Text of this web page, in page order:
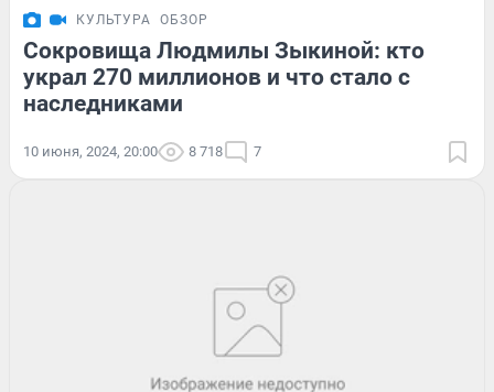
КУЛЬТУРА ОБЗОР
Сокровища Людмилы Зыкиной: кто
украл 270 миллионов и что стало с
наследниками
10 июня, 2024, 20:00 8 718 7